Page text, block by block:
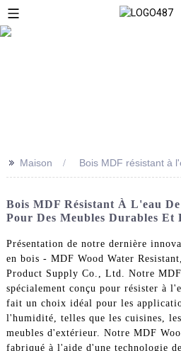
>> Maison Bois MDF résistant à
Bois MDF Résistant À L'eau
Pour Des Meubles Durables Et
Présentation de notre dernière
en bois - MDF Wood Water
Product Supply Co., Ltd. Notre MDF
spécialement conçu pour résister à
fait un choix idéal pour les
l'humidité, telles que les cuisines,
meubles d'extérieur. Notre MDF
fabriqué à l'aide d'une technologie